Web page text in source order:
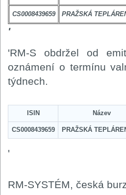
CS0008439659 PRAŽSKÁ
'
'RM-S obdržel od
oznámení o termínu
týdnech.
ISIN Název
CS0008439659 PRAŽSKÁ
'
RM-SYSTÉM, česká